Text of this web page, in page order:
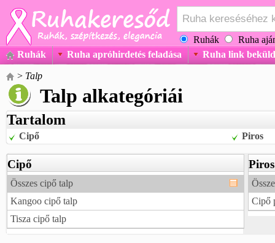
Ruhák
Ruha
Ruhák
Ruha apróhirdetés feladása Ruha link
> Talp
Talp alkategóriái
Tartalom
Cipő Piros
Cipő
Összes cipő talp
Kangoo cipő talp
Tisza cipő talp
Piros
Cipő